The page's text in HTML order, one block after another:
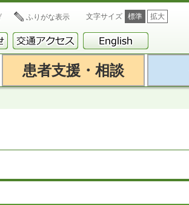
ふりがな表示 文字サイズ 標準 拡大
患者支援・相談